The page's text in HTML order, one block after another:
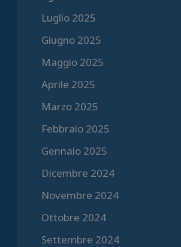
Luglio 2025
Giugno 2025
Maggio 2025
Aprile 2025
Marzo 2025
Febbraio 2025
Gennaio 2025
Dicembre 2024
Novembre 2024
Ottobre 2024
Settembre 2024